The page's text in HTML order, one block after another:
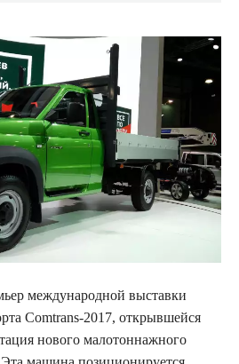
международной выставки
Comtrans-2017, открывшейся
нового малотоннажного